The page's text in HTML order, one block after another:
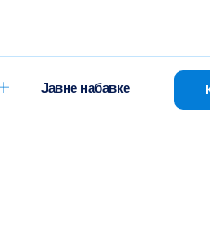
Јавне набавке